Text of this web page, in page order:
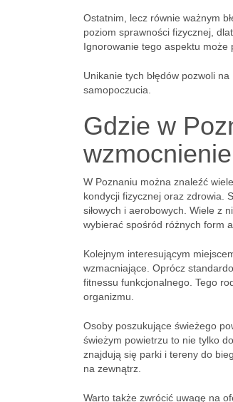
Ostatnim, lecz równie ważnym
poziom sprawności fizycznej,
Ignorowanie tego aspektu może
Unikanie tych błędów pozwoli
samopoczucia.
Gdzie w
W Poznaniu można znaleźć
kondycji fizycznej oraz zdrowia.
siłowych i aerobowych. Wiele z
wybierać spośród różnych form
Kolejnym interesującym
wzmacniające. Oprócz
fitnessu funkcjonalnego. Tego
organizmu.
Osoby poszukujące świeżego
świeżym powietrzu to nie tylko
znajdują się parki i tereny do
na zewnątrz.
Warto także zwrócić uwagę na